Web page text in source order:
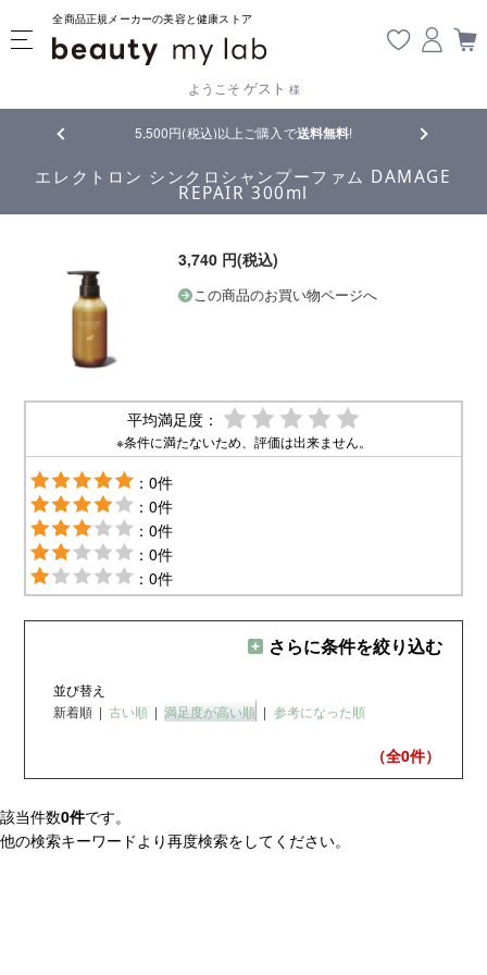
全商品正規メーカーの美容と健康ストア
ようこそ ゲスト 様
5,500円(税込)以上ご購入で送料無料! 【重要】
エレクトロン シンクロシャンプーファム DAMAGE
REPAIR 300ml
3,740 円(税込)
この商品のお買い物ページへ
平均満足度：
※条件に満たないため、評価は出来ません。
：0件
：0件
：0件
：0件
：0件
さらに条件を絞り込む
並び替え
新着順 | 古い順 | 満足度が高い順 | 参考になった順
（全0件）
該当件数0件です。
他の検索キーワードより再度検索をしてください。